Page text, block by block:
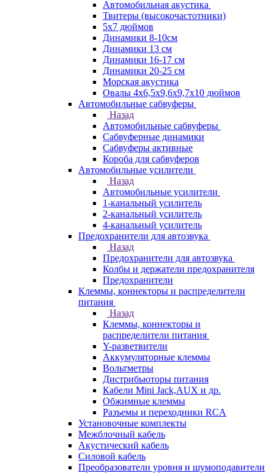
Автомобильная акустика
Твитеры (высокочастотники)
5x7 дюймов
Динамики 8-10см
Динамики 13 см
Динамики 16-17 см
Динамики 20-25 см
Морская акустика
Овалы 4х6,5х9,6x9,7х10 дюймов
Автомобильные сабвуферы
Назад
Автомобильные сабвуферы
Сабвуферные динамики
Сабвуферы активные
Короба для сабвуферов
Автомобильные усилители
Назад
Автомобильные усилители
1-канальный усилитель
2-канальный усилитель
4-канальный усилитель
Предохранители для автозвука
Назад
Предохранители для автозвука
Колбы и держатели предохранителя
Предохранители
Клеммы, коннекторы и распределители
питания
Назад
Клеммы, коннекторы и
распределители питания
Y-разветвители
Аккумуляторные клеммы
Вольтметры
Дистрибьюторы питания
Кабели Mini Jack,AUX и др.
Обжимные клеммы
Разъемы и переходники RCA
Установочные комплекты
Межблочный кабель
Акустический кабель
Силовой кабель
Преобразователи уровня и шумоподавители